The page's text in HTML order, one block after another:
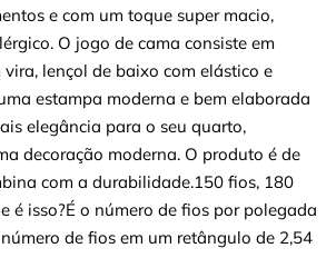
e com um toque super macio,
O jogo de cama consiste em
lençol de baixo com elástico e
estampa moderna e bem elaborada
elegância para o seu quarto,
decoração moderna. O produto é de
com a durabilidade.150 fios, 180
é isso?É o número de fios por polegada
de fios em um retângulo de 2,54